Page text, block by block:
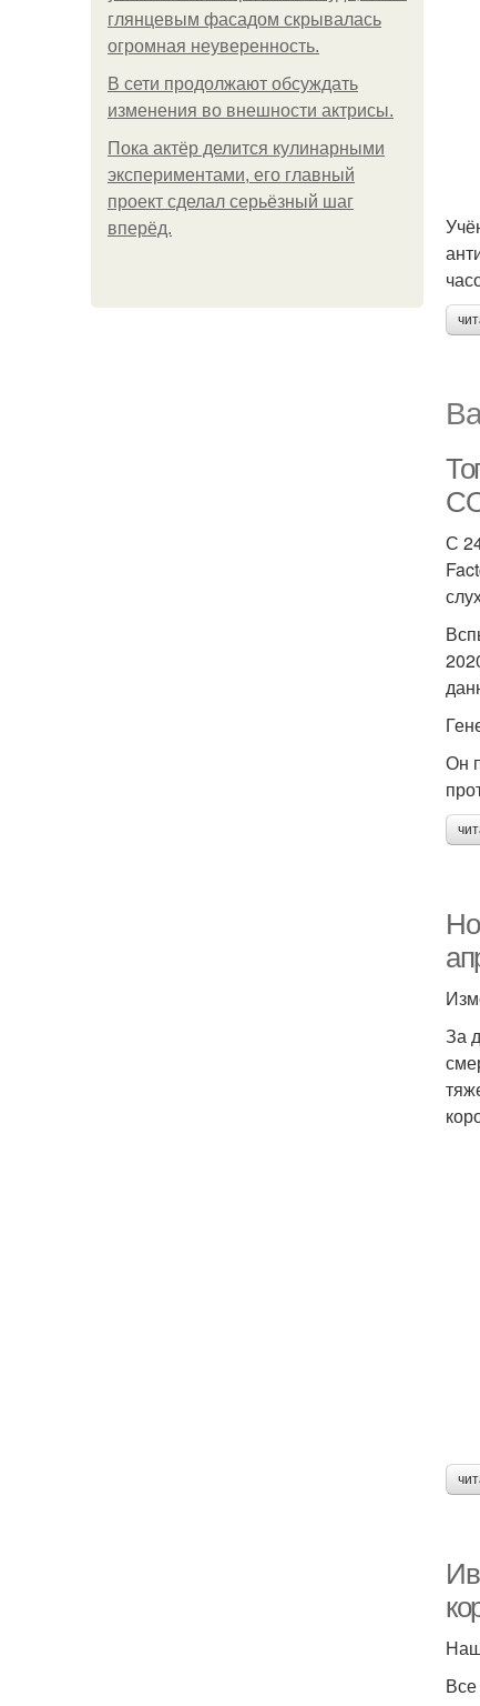
глянцевым фасадом скрывалась
огромная неуверенность.
В сети продолжают обсуждать
изменения во внешности актрисы.
Пока актёр делится кулинарными
экспериментами, его главный
проект сделал серьёзный шаг
вперёд.
С
Он
За
Все